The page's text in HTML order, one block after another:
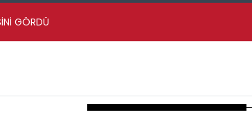
GÖRDÜ